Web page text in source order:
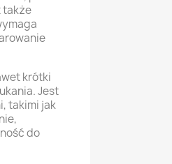
także
krótki
Jest
takimi jak
do